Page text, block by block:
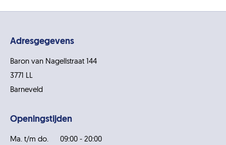
Adresgegevens
Baron van Nagellstraat 144
3771 LL
Barneveld
Openingstijden
Ma. t/m do.
09:00 - 20:00